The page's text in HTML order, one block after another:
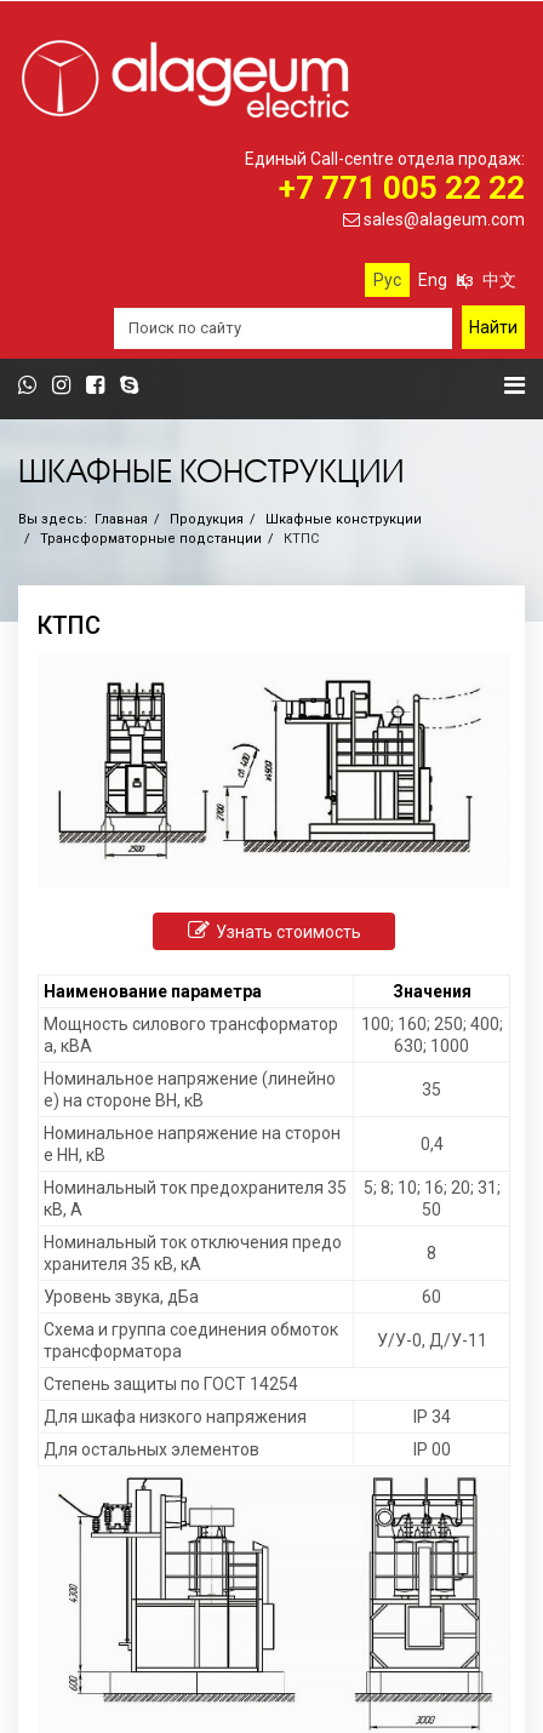
Единый Call-centre отдела продаж:
+7 771 005 22 22
sales@alageum.com
Рус Eng Қаз 中文
ШКАФНЫЕ КОНСТРУКЦИИ
Вы здесь: Главная Продукция
Шкафные конструкции
Трансформаторные подстанции
КТПС
КТПС
Узнать стоимость
Наименование параметра
Значения
Мощность силового трансформатор
а, кВА
100; 160; 250; 400;
630; 1000
Номинальное напряжение (линейно
е) на стороне ВН, кВ
35
Номинальное напряжение на сторон
е НН, кВ
0,4
Номинальный ток предохранителя 35
кВ, А
5; 8; 10; 16; 20; 31;
50
Номинальный ток отключения предо
хранителя 35 кВ, кА
8
Уровень звука, дБа
60
Схема и группа соединения обмоток
трансформатора
У/У-0, Д/У-11
Степень защиты по ГОСТ 14254
Для шкафа низкого напряжения
IP 34
Для остальных элементов
IP 00